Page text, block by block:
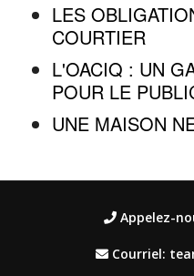
LES
COURTIER
L'OACIQ : UN
POUR LE
UNE MAISON
Appelez-
Courriel: